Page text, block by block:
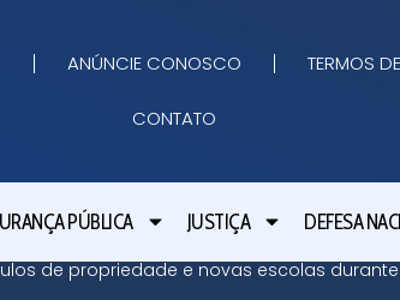
ANÚNCIE CONOSCO TERMOS
CONTATO
PÚBLICA JUSTIÇA DEFESA
de propriedade e novas escolas